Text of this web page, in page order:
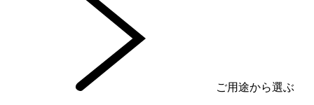
ご用途から選ぶ